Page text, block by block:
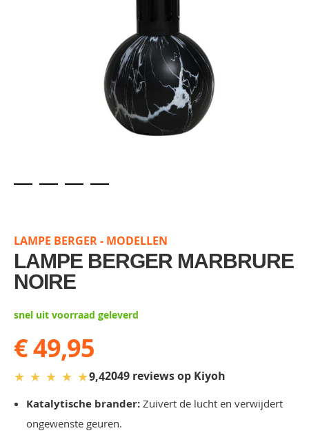
beginning
of
the
images
LAMPE BERGER - MODELLEN
LAMPE BERGER MARBRURE
NOIRE
snel uit voorraad geleverd
€ 49,95
★ ★ ★ ★ ★9,42049 reviews op Kiyoh
Katalytische brander: Zuivert de lucht en verwijdert
ongewenste geuren.